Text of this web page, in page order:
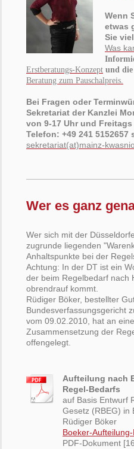
Wenn
etwas
Sie
Was
Erstberatungs-Konzept und
Beratung zum Pauschalpreis.
Bei Fragen oder
Sekretariat der Kanzlei
von 9-17 Uhr und
Telefon: +49 241 5152657
sekretariat(at)mainz-
Wer es ganz
Wer sich mit der
zugrunde liegenden
Anhaltspunkte bei der
Achtung: In der DT ist ein
der beim Regelbedarf nach
obrendrauf kommt.
Rüdiger Böker, bestellter
Bundesverfassungsgericht
vom 09.02.2010, hat an
Zusammensetzung der
offengelegt.
Aufteilung nach
Regel-Bedarfs
auf Basis Entwurf
Gesetz (RBEG) in
Rüdiger Böker
Boeker-
PDF-Dokument